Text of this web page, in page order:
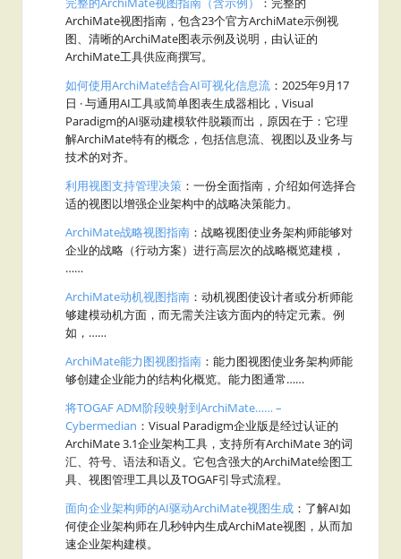
ArchiMate视图指南，包含23个官方ArchiMate示例视
图、清晰的ArchiMate图表示例及说明，由认证的
ArchiMate工具供应商撰写。
如何使用ArchiMate结合AI可视化信息流 ：2025年9月17
日 · 与通用AI工具或简单图表生成器相比，Visual
Paradigm的AI驱动建模软件脱颖而出，原因在于：它理
解ArchiMate特有的概念，包括信息流、视图以及业务与
技术的对齐。
利用视图支持管理决策 ：一份全面指南，介绍如何选择合
适的视图以增强企业架构中的战略决策能力。
ArchiMate战略视图指南 ：战略视图使业务架构师能够对
企业的战略（行动方案）进行高层次的战略概览建模，
……
ArchiMate动机视图指南 ：动机视图使设计者或分析师能
够建模动机方面，而无需关注该方面内的特定元素。例
如，……
ArchiMate能力图视图指南 ：能力图视图使业务架构师能
够创建企业能力的结构化概览。能力图通常……
将TOGAF ADM阶段映射到ArchiMate…… –
Cybermedian ：Visual Paradigm企业版是经过认证的
ArchiMate 3.1企业架构工具，支持所有ArchiMate 3的词
汇、符号、语法和语义。它包含强大的ArchiMate绘图工
具、视图管理工具以及TOGAF引导式流程。
面向企业架构师的AI驱动ArchiMate视图生成 ：了解AI如
何使企业架构师在几秒钟内生成ArchiMate视图，从而加
速企业架构建模。